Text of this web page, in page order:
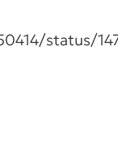
status/